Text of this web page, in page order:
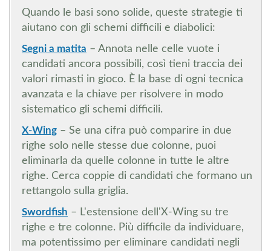
Quando le basi sono solide, queste strategie ti
aiutano con gli schemi difficili e diabolici:
Segni a matita – Annota nelle celle vuote i
candidati ancora possibili, così tieni traccia dei
valori rimasti in gioco. È la base di ogni tecnica
avanzata e la chiave per risolvere in modo
sistematico gli schemi difficili.
X-Wing – Se una cifra può comparire in due
righe solo nelle stesse due colonne, puoi
eliminarla da quelle colonne in tutte le altre
righe. Cerca coppie di candidati che formano un
rettangolo sulla griglia.
Swordfish – L'estensione dell'X-Wing su tre
righe e tre colonne. Più difficile da individuare,
ma potentissimo per eliminare candidati negli